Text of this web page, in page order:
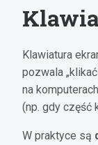
Klawiatura
pozwala
na
(np. gdy część
W praktyce są